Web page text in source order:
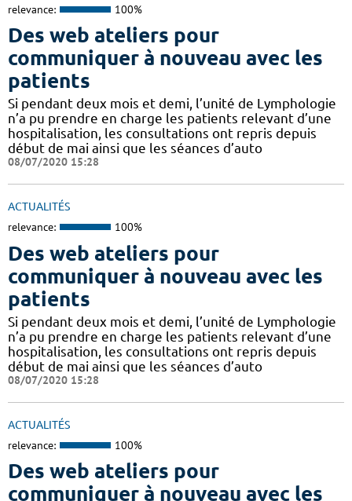
relevance: 100%
Des web ateliers pour
communiquer à nouveau avec les
patients
Si pendant deux mois et demi, l’unité de Lymphologie
n’a pu prendre en charge les patients relevant d’une
hospitalisation, les consultations ont repris depuis
début de mai ainsi que les séances d’auto
08/07/2020 15:28
ACTUALITÉS
relevance: 100%
Des web ateliers pour
communiquer à nouveau avec les
patients
Si pendant deux mois et demi, l’unité de Lymphologie
n’a pu prendre en charge les patients relevant d’une
hospitalisation, les consultations ont repris depuis
début de mai ainsi que les séances d’auto
08/07/2020 15:28
ACTUALITÉS
relevance: 100%
Des web ateliers pour
communiquer à nouveau avec les